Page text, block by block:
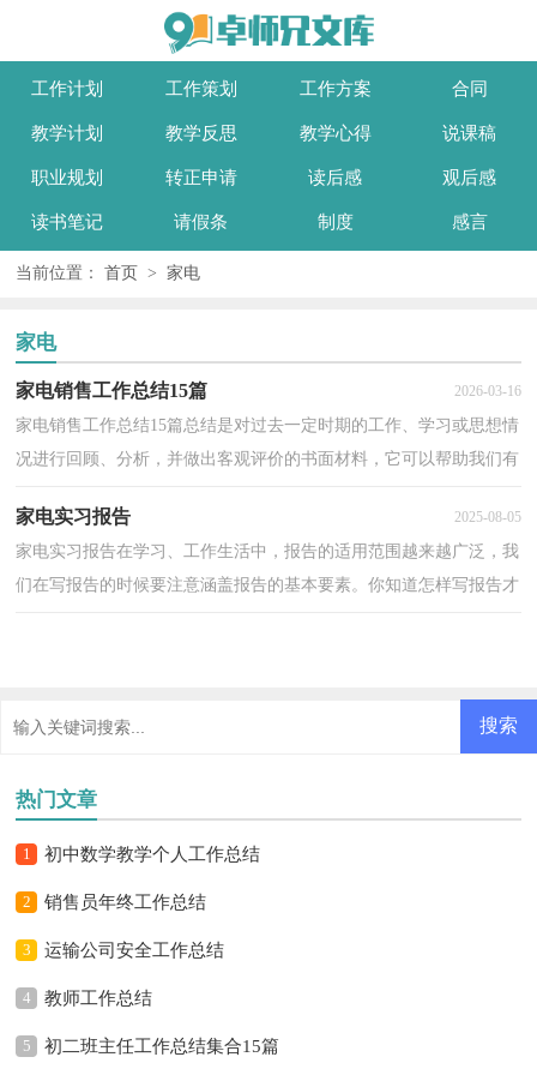
工作计划 工作策划 工作方案 合同
教学计划 教学反思 教学心得 说课稿
职业规划 转正申请 读后感 观后感
读书笔记 请假条 制度 感言
当前位置： 首页 > 家电
家电
家电销售工作总结15篇 2026-03-16
家电销售工作总结15篇总结是对过去一定时期的工作、学习或思想情
况进行回顾、分析，并做出客观评价的书面材料，它可以帮助我们有
家电实习报告 2025-08-05
家电实习报告在学习、工作生活中，报告的适用范围越来越广泛，我
们在写报告的时候要注意涵盖报告的基本要素。你知道怎样写报告才
热门文章
1 初中数学教学个人工作总结
2 销售员年终工作总结
3 运输公司安全工作总结
4 教师工作总结
5 初二班主任工作总结集合15篇